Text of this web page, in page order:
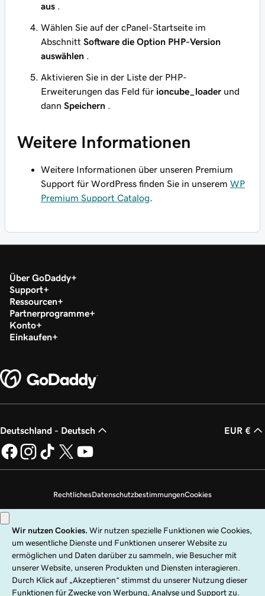
aus
Wählen Sie auf der cPanel-Startseite im
Abschnitt Software die Option PHP-Version
auswählen
Aktivieren Sie in der Liste der PHP-
Erweiterungen das Feld für ioncube_loader und
dann Speichern
Weitere Informationen
Weitere Informationen über unseren Premium
Support für WordPress finden Sie in unserem WP
Premium Support Catalog
Über GoDaddy
Support
Ressourcen
Partnerprogramme
Konto
Einkaufen
Deutschland - Deutsch EUR €
RechtlichesDatenschutzbestimmungenCookies
Copyright © 1999 – 2026 GoDaddy Operating Company, LLC. Alle Rechte
vorbehalten. Die Wortmarke GoDaddy ist eine eingetragene Marke von
GoDaddy Operating Company, LLC in den USA und anderen Ländern. Das
„GO“-Logo ist eine eingetragene Marke von GoDaddy.com, LLC in den USA.